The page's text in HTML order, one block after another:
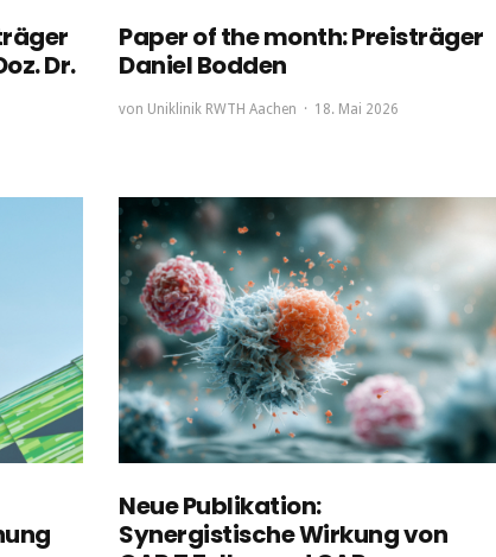
Dr.
Paper of the month: Preisträger
Daniel Bodden
von Uniklinik RWTH Aachen 18. Mai 2026
Neue Publikation:
Synergistische Wirkung von